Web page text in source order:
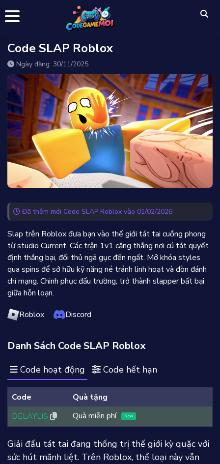
Code SLAP Roblox
Ngày đăng: 30/11/2025
Đã thêm mới Code SLAP Roblox vào 01/02/2026
Slap trên Roblox đưa bạn vào thế giới tát tai cuồng phong
từ studio Current. Các trận 1v1 căng thẳng nơi cú tát quyết
định thắng bại, đối thủ ngã gục đến ngất. Mở khóa styles
qua spins để sở hữu kỹ năng né tránh linh hoạt và đòn đánh
chí mạng. Chinh phục đấu trường, trở thành slapper bất bại
giữa hỗn loạn.
Roblox
Discord
Danh Sách Code SLAP Roblox
Code hoạt động Code hết hạn
Code
Quà tặng
DELAYLIS
Quà miễn phí New
Giải đấu tát tai đang thống trị thế giới kỳ quặc với
sức hút mãnh liệt. Trên Roblox, thể loại này vẫn